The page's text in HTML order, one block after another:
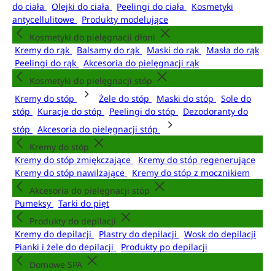
do ciała
Olejki do ciała Peelingi do ciała
Kosmetyki
antycellulitowe
Produkty modelujące
Kosmetyki do pielęgnacji dłoni
Kremy do rąk
Balsamy do rąk Maski do rąk
Masła do rąk
Peelingi do rąk
Akcesoria do pielęgnacji rąk
Kosmetyki do pielęgnacji stóp
Kremy do stóp
Żele do stóp Maski do stóp
Sole do
stóp
Kuracje do stóp Peelingi do stóp
Dezodoranty do
stóp
Akcesoria do pielęgnacji stóp
Kremy do stóp
Kremy do stóp zmiękczające
Kremy do stóp regenerujące
Kremy do stóp nawilżające
Kremy do stóp z mocznikiem
Akcesoria do pielęgnacji stóp
Pumeksy
Tarki do pięt
Produkty do depilacji
Kremy do depilacji
Plastry do depilacji
Wosk do depilacji
Pianki i żele do depilacji
Produkty po depilacji
Domowe SPA